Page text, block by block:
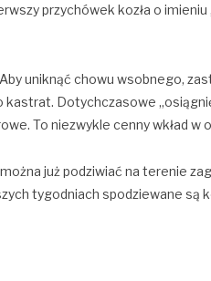
przychówek kozła o imieniu
uniknąć chowu wsobnego,
kastrat. Dotychczasowe
To niezwykle cenny wkład w
już podziwiać na terenie
tygodniach spodziewane są